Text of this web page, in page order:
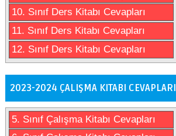
10. Sınıf Ders Kitabı Cevapları
11. Sınıf Ders Kitabı Cevapları
12. Sınıf Ders Kitabı Cevapları
2023-2024 ÇALIŞMA KITABI CEVAPLARI
5. Sınıf Çalışma Kitabı Cevapları